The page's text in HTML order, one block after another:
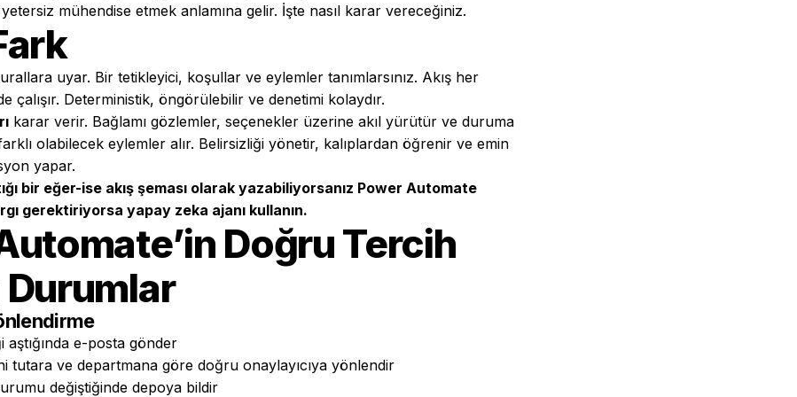
mühendise etmek anlamına gelir. İşte nasıl karar vereceğiniz.
uyar. Bir tetikleyici, koşullar ve eylemler tanımlarsınız. Akış her
çalışır. Deterministik, öngörülebilir ve denetimi kolaydır.
karar verir. Bağlamı gözlemler, seçenekler üzerine akıl yürütür ve duruma
olabilecek eylemler alır. Belirsizliği yönetir, kalıplardan öğrenir ve emin
yapar.
bir eğer-ise akış şeması olarak yazabiliyorsanız Power Automate
gerektiriyorsa yapay zeka ajanı kullanın.
Doğru Tercih
aştığında e-posta gönder
tutara ve departmana göre doğru onaylayıcıya yönlendir
değiştiğinde depoya bildir